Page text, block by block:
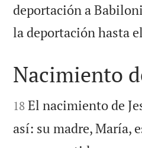
deportación a
la deportación hasta

Nacimiento

18 El nacimiento de
así: su madre, María,